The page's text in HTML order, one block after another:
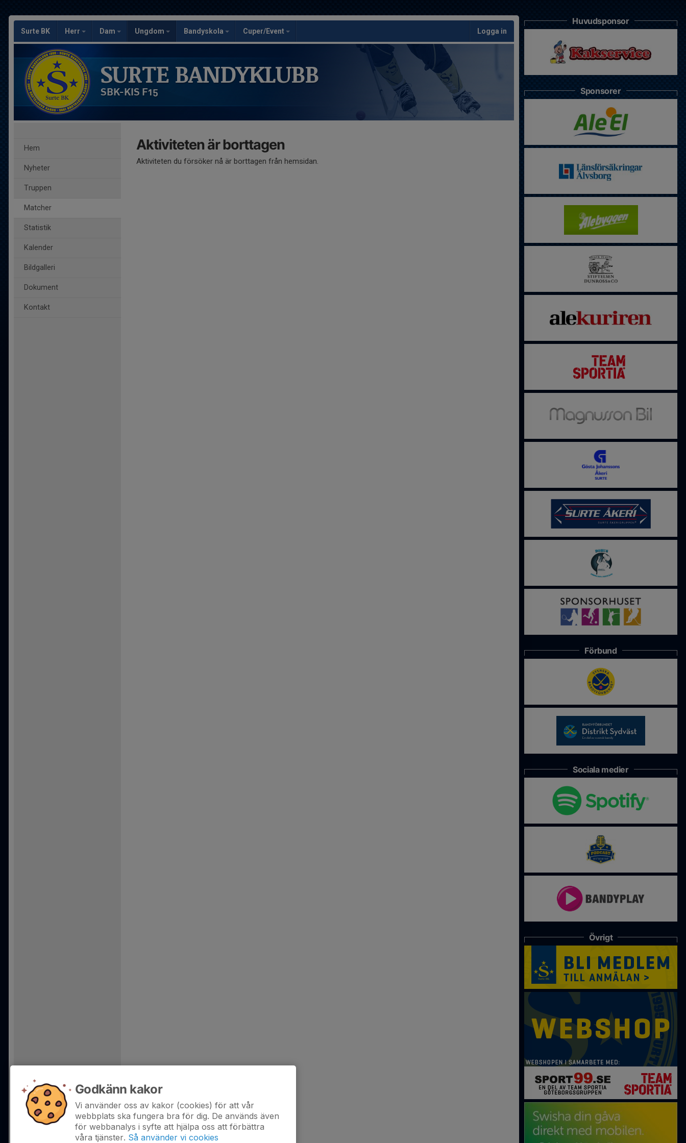
Surte BK Herr Dam Ungdom Bandyskola Cuper/Event Logga in
SURTE BANDYKLUBB
SBK-KIS F15
Hem
Nyheter
Truppen
Matcher
Statistik
Kalender
Bildgalleri
Dokument
Kontakt
Aktiviteten är borttagen
Aktiviteten du försöker nå är borttagen från hemsidan.
Huvudsponsor
Sponsorer
Förbund
Sociala medier
Övrigt
Godkänn kakor
Vi använder oss av kakor (cookies) för att vår
webbplats ska fungera bra för dig. De används även
för webbanalys i syfte att hjälpa oss att förbättra
våra tjänster. Så använder vi cookies